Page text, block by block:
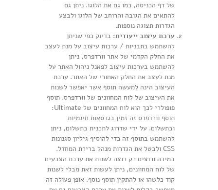
של דף הכניסה, כמו גם את הלוגו. ניתן גם
להתאים את הגובה והרוחב של הלוגו ולבצע
הגדרות תצוגה נוספות.
ערכת עיצוב ייעודית: בדיוק כפי שניתן
להשתמש בתבניות / ערכות עיצוב על מנת לעצב
את החלק הקדמי של אתר וורדפרס, ניתן
להשתמש בערכות עיצוב לפאנל ניהול האתר על
מנת לעצב את החלק האחורי של האתר. ערכת
העיצוב הינה למעשה תוסף אשר יאפשר לשנות
את העיצוב של לוח המחוונים של וורדפרס. תוסף
פופולרי לכך הוא לוח המחוונים של Ultimate:
תוסף וורדפרס זה זמין בגרסאות חינמיות
ובתשלום. על ידי שדרוג לתכנית בתשלום, ניתן
להשתמש בתוסף זה כדי להוסיף גיליון סגנונות
CSS ולבטל את הגדרות מנהל ברירת המחדל.
במידה ורוצים רק רוצה לשנות את ערכת הצבעים
של לוח המחוונים, ניתן לעשות זאת מבלי לשנות
קוד כלשהו או להתקין תוסף נוסף. אופן פעולה זה